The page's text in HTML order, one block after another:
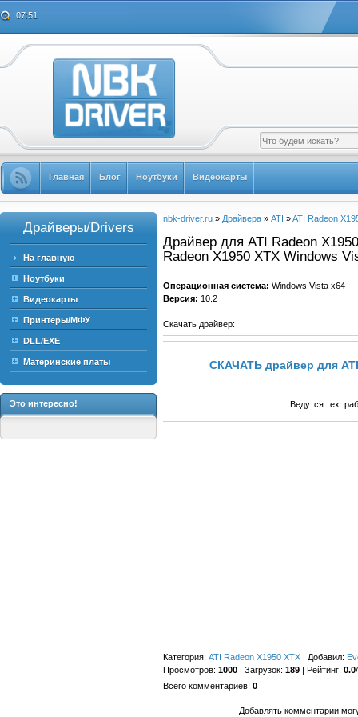
07:51
Главная Блог Ноутбуки Видеокарты
Драйверы/Drivers
На главную
Ноутбуки
Видеокарты
Принтеры/МФУ
DLL/EXE
Материнские платы
Это интересно!
nbk-driver.ru » Драйвера » ATI »ATI Radeon
Драйвер для ATI Radeon
Radeon X1950 XTX Windows
Операционная система: Windows Vista x64
Версия: 10.2
Скачать драйвер:
СКАЧАТЬ драйвер для
Ведутся тех.
Категория: ATI Radeon X1950 XTX Добавил:
Просмотров: 1000 Загрузок: 189 Рейтинг: 0.0/
Всего комментариев: 0
Добавлять комментарии